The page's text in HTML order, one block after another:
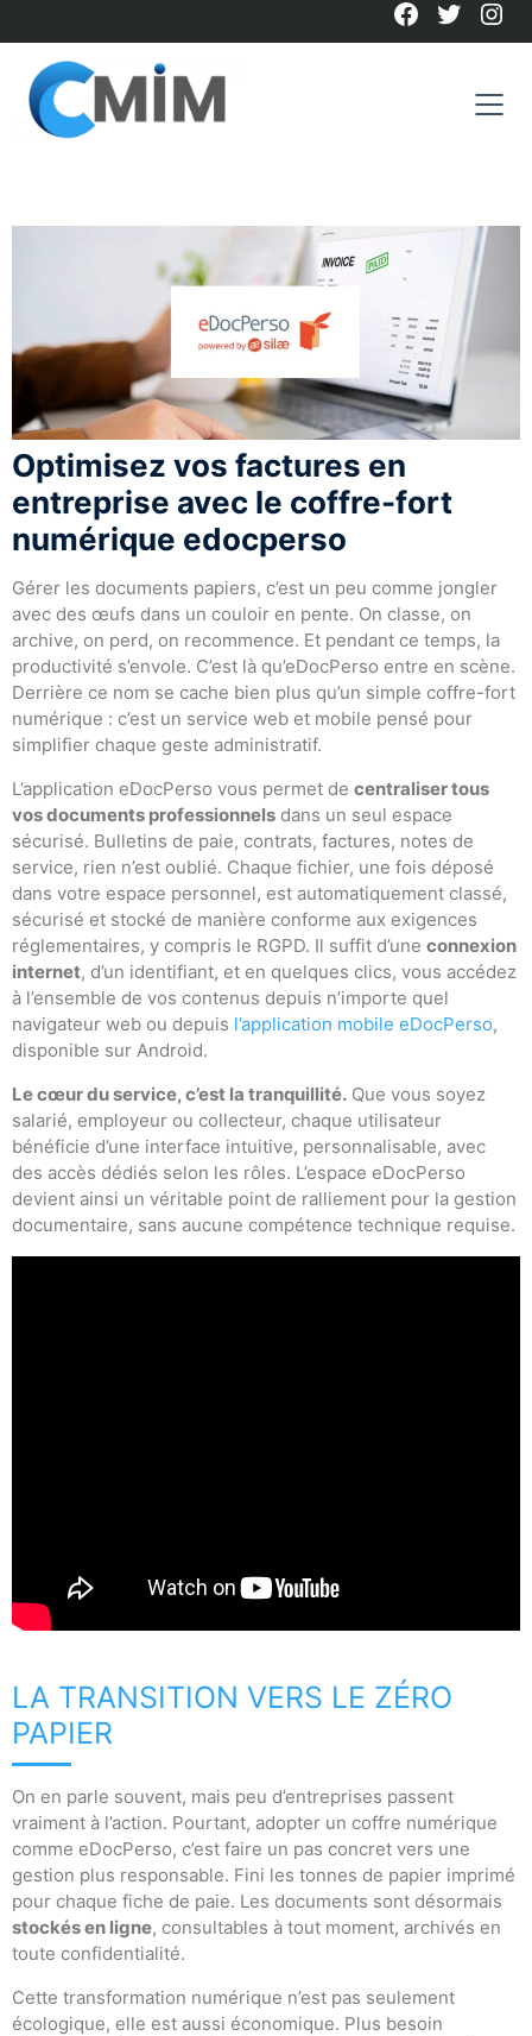
to
content
Facebook
Twitter
Optimisez vos factures en
entreprise avec le coffre-fort
numérique edocperso
Gérer les documents papiers, c’est un peu comme jongler
avec des œufs dans un couloir en pente. On classe, on
archive, on perd, on recommence. Et pendant ce temps, la
productivité s’envole. C’est là qu’eDocPerso entre en scène.
Derrière ce nom se cache bien plus qu’un simple coffre-fort
numérique : c’est un service web et mobile pensé pour
simplifier chaque geste administratif.
L’application eDocPerso vous permet de centraliser tous
vos documents professionnels dans un seul espace
sécurisé. Bulletins de paie, contrats, factures, notes de
service, rien n’est oublié. Chaque fichier, une fois déposé
dans votre espace personnel, est automatiquement classé,
sécurisé et stocké de manière conforme aux exigences
réglementaires, y compris le RGPD. Il suffit d’une connexion
internet, d’un identifiant, et en quelques clics, vous accédez
à l’ensemble de vos contenus depuis n’importe quel
navigateur web ou depuis l’application mobile eDocPerso,
disponible sur Android.
Le cœur du service, c’est la tranquillité. Que vous soyez
salarié, employeur ou collecteur, chaque utilisateur
bénéficie d’une interface intuitive, personnalisable, avec
des accès dédiés selon les rôles. L’espace eDocPerso
devient ainsi un véritable point de ralliement pour la gestion
documentaire, sans aucune compétence technique requise.
LA TRANSITION VERS LE ZÉRO
PAPIER
On en parle souvent, mais peu d’entreprises passent
vraiment à l’action. Pourtant, adopter un coffre numérique
comme eDocPerso, c’est faire un pas concret vers une
gestion plus responsable. Fini les tonnes de papier imprimé
pour chaque fiche de paie. Les documents sont désormais
stockés en ligne, consultables à tout moment, archivés en
toute confidentialité.
Cette transformation numérique n’est pas seulement
écologique, elle est aussi économique. Plus besoin